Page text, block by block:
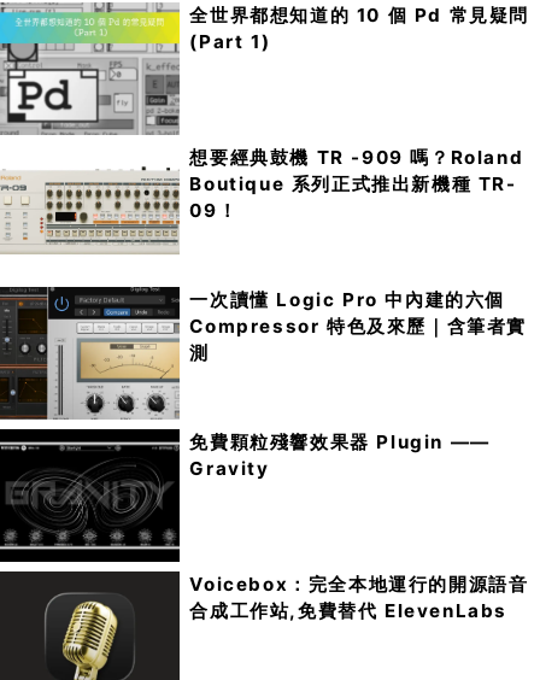
全世界都想知道的 10 個 Pd 常見疑問
(Part 1)
想要經典鼓機 TR -909 嗎？Roland
Boutique 系列正式推出新機種 TR-
09！
一次讀懂 Logic Pro 中內建的六個
Compressor 特色及來歷｜含筆者實
測
免費顆粒殘響效果器 Plugin ——
Gravity
Voicebox：完全本地運行的開源語音
合成工作站,免費替代 ElevenLabs